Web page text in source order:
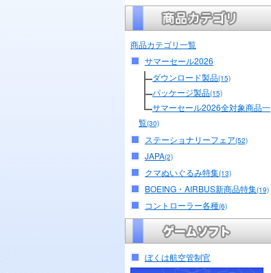
商品カテゴリ一覧
サマーセール2026
ダウンロード製品(15)
パッケージ製品(15)
サマーセール2026全対象商品一
覧(30)
ステーショナリーフェア(52)
JAPA(2)
クマぬいぐるみ特集(13)
BOEING・AIRBUS新商品特集(19)
コントローラー各種(6)
ぼくは航空管制官